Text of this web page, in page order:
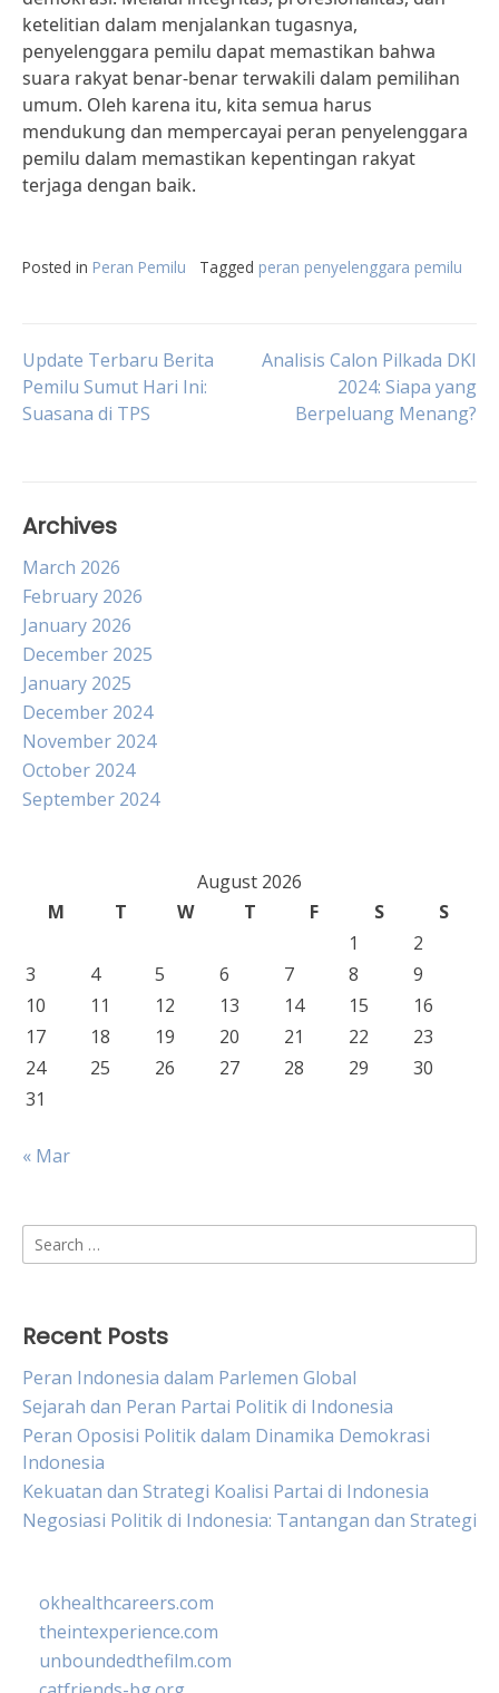
ketelitian dalam menjalankan tugasnya,
penyelenggara pemilu dapat memastikan bahwa
suara rakyat benar-benar terwakili dalam pemilihan
umum. Oleh karena itu, kita semua harus
mendukung dan mempercayai peran penyelenggara
pemilu dalam memastikan kepentingan rakyat
terjaga dengan baik.
Posted in Peran Pemilu Tagged peran penyelenggara pemilu
Post
navigation
Update Terbaru Berita
Pemilu Sumut Hari Ini:
Suasana di TPS
Analisis Calon Pilkada DKI
2024: Siapa yang
Berpeluang Menang?
Archives
March 2026
February 2026
January 2026
December 2025
January 2025
December 2024
November 2024
October 2024
September 2024
August 2026
M
T W T F S
S
1
2
3
4 5 6 7 8
9
10
11 12 13 14 15
16
17
18 19 20 21 22
23
24
25 26 27 28 29
30
31
« Mar
Search
for:
Recent Posts
Peran Indonesia dalam Parlemen Global
Sejarah dan Peran Partai Politik di Indonesia
Peran Oposisi Politik dalam Dinamika Demokrasi
Indonesia
Kekuatan dan Strategi Koalisi Partai di Indonesia
Negosiasi Politik di Indonesia: Tantangan dan Strategi
okhealthcareers.com
theintexperience.com
unboundedthefilm.com